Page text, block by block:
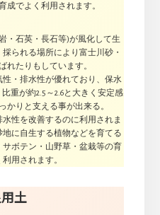
成でよく利用されます。
・石英・長石等)が風化して生
られる場所により富士川砂・
れたりもしています。
性・排水性が優れており、保水
重が約2.5～2.6と大きく安定感
かりと支える事が出来る。
水性を改善するのに利用されま
に自生する植物などを育てる
ボテン・山野草・盆栽等の育
用されます。
土